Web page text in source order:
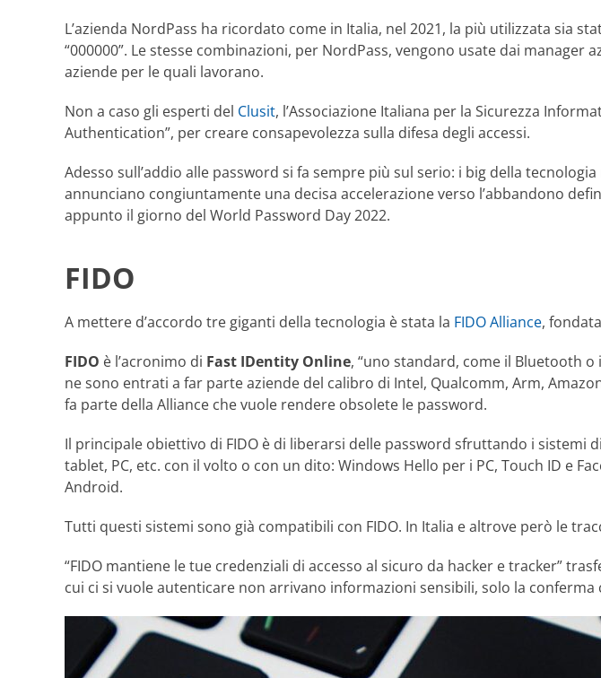
L’azienda NordPass ha ricordato come in Italia, nel 2021, la più utilizzata sia
“000000”. Le stesse combinazioni, per NordPass, vengono usate dai
aziende per le quali lavorano.
Non a caso gli esperti del Clusit, l’Associazione Italiana per la Sicurezza
Authentication”, per creare consapevolezza sulla difesa degli accessi.
Adesso sull’addio alle password si fa sempre più sul serio: i big della
annunciano congiuntamente una decisa accelerazione verso l’abbandono
appunto il giorno del World Password Day 2022.
FIDO
A mettere d’accordo tre giganti della tecnologia è stata la FIDO Alliance,
FIDO è l’acronimo di Fast IDentity Online, “uno standard, come il Bluetooth
ne sono entrati a far parte aziende del calibro di Intel, Qualcomm, Arm,
fa parte della Alliance che vuole rendere obsolete le password.
Il principale obiettivo di FIDO è di liberarsi delle password sfruttando i
tablet, PC, etc. con il volto o con un dito: Windows Hello per i PC, Touch ID e
Android.
Tutti questi sistemi sono già compatibili con FIDO. In Italia e altrove però le
“FIDO mantiene le tue credenziali di accesso al sicuro da hacker e tracker”
cui ci si vuole autenticare non arrivano informazioni sensibili, solo la